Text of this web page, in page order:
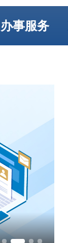
办事服务